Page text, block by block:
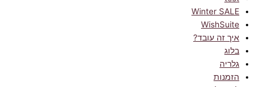
Winter SALE
WishSuite
איך זה עובד?
בלוג
גלריה
הזמנות